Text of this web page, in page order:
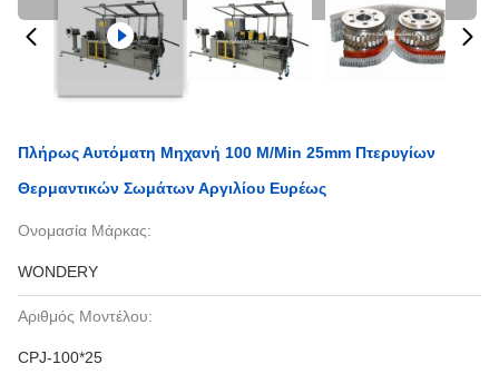
Πλήρως Αυτόματη Μηχανή 100 M/min 25mm Πτερυγίων
Θερμαντικών Σωμάτων Αργιλίου Ευρέως
Ονομασία Μάρκας:
WONDERY
Αριθμός Μοντέλου:
CPJ-100*25